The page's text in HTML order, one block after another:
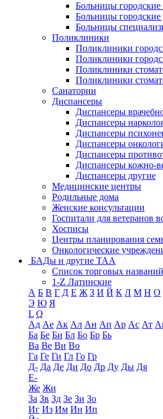
Больницы городские
Больницы городские
Больницы
Поликлиники
Поликлиники
Поликлиники
Поликлиники
Поликлиники
Санатории
Диспансеры
Диспансеры
Диспансеры
Диспансеры
Диспансеры
Диспансеры
Диспансеры кожно-
Диспансеры другие
Медицинские центры
Родильные дома
Женские консультации
Госпитали для ветеранов
Хосписы
Центры планирования
Онкологические
БАДы и другие ТАА
Список торговых
1-Z Латинские
А Б В Г Д Е Ж З И Й К Л М Н О
Э Ю Я
L Q
Ад Ае Ак Ал Ан Ап Ар Ас Ат
Ба Бе Би Бл Бо Бр Бь
Ва Ве Ви Во
Га Ге Ги Гл Го Гр
Д- Да Де Ди До Др Ду Ды Дя
Е-
Же Жи
За Зв Зд Зе Зи Зо
Иг Из Им Ин Ип